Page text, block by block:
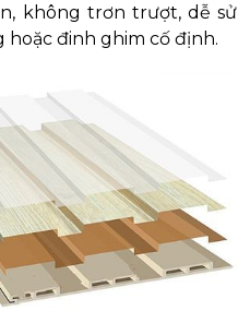
không trơn trượt, dễ sử
đinh ghim cố định.